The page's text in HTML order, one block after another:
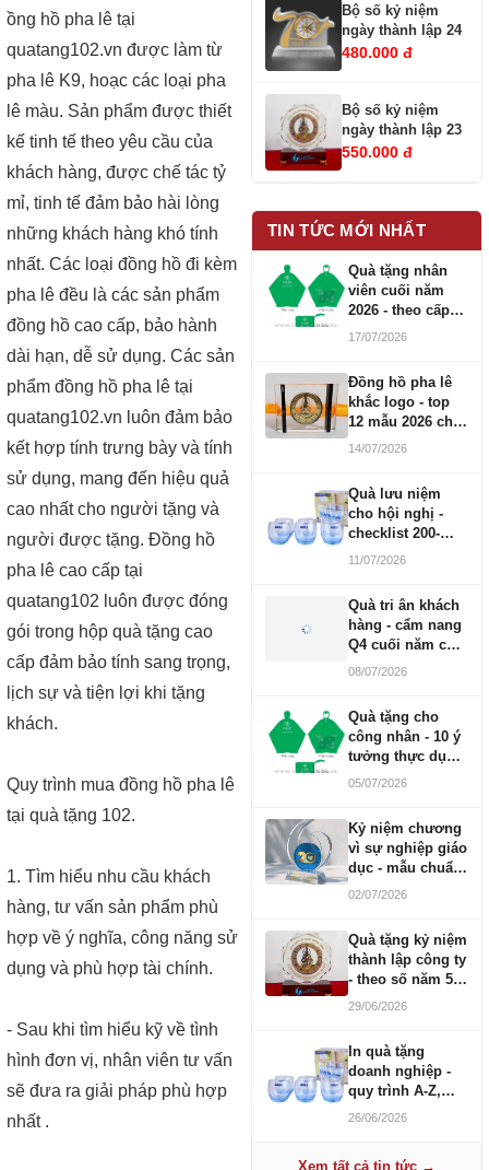
ồng hồ pha lê tại
quatang102.vn được làm từ
pha lê K9, hoạc các loại pha
lê màu. Sản phẩm được thiết
kế tinh tế theo yêu cầu của
khách hàng, được chế tác tỷ
mỉ, tinh tế đảm bảo hài lòng
những khách hàng khó tính
nhất. Các loại đồng hồ đi kèm
pha lê đều là các sản phẩm
đồng hồ cao cấp, bảo hành
dài hạn, dễ sử dụng. Các sản
phẩm đồng hồ pha lê tại
quatang102.vn luôn đảm bảo
kết hợp tính trưng bày và tính
sử dụng, mang đến hiệu quả
cao nhất cho người tặng và
người được tặng. Đồng hồ
pha lê cao cấp tại
quatang102 luôn được đóng
gói trong hộp quà tặng cao
cấp đảm bảo tính sang trọng,
lịch sự và tiện lợi khi tặng
khách.
Quy trình mua đồng hồ pha lê
tại quà tặng 102.
1. Tìm hiểu nhu cầu khách
hàng, tư vấn sản phẩm phù
hợp về ý nghĩa, công năng sử
dụng và phù hợp tài chính.
- Sau khi tìm hiểu kỹ về tình
hình đơn vị, nhân viên tư vấn
sẽ đưa ra giải pháp phù hợp
nhất .
Bộ số kỷ niệm
ngày thành lập 24
480.000 đ
Bộ số kỷ niệm
ngày thành lập 23
550.000 đ
TIN TỨC MỚI NHẤT
Quà tặng nhân
viên cuối năm
2026 - theo cấp
bậc CBNV
17/07/2026
Đồng hồ pha lê
khắc logo - top
12 mẫu 2026 cho
doanh nghiệp
14/07/2026
Quà lưu niệm
cho hội nghị -
checklist 200-
1000 người
11/07/2026
Quà tri ân khách
hàng - cẩm nang
Q4 cuối năm cho
doanh nghiệp
08/07/2026
Quà tặng cho
công nhân - 10 ý
tưởng thực dụng
ngân sách 100-
05/07/2026
Kỷ niệm chương
vì sự nghiệp giáo
dục - mẫu chuẩn
2026
02/07/2026
Quà tặng kỷ niệm
thành lập công ty
- theo số năm 5,
10, 20, 30, 50
29/06/2026
In quà tặng
doanh nghiệp -
quy trình A-Z,
báo giá và thời
26/06/2026
Xem tất cả tin tức →